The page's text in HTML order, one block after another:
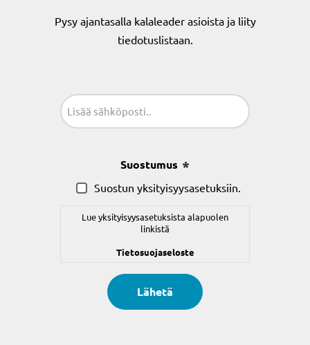
Pysy ajantasalla kalaleader asioista ja liity
tiedotuslistaan.
Sähköposti
Suostumus
Suostun yksityisyysasetuksiin.
Lue yksityisyysasetuksista alapuolen
linkistä
Tietosuojaseloste